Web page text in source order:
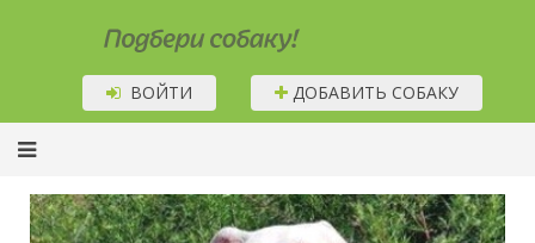
Подбери собаку!
ВОЙТИ ДОБАВИТЬ СОБАКУ